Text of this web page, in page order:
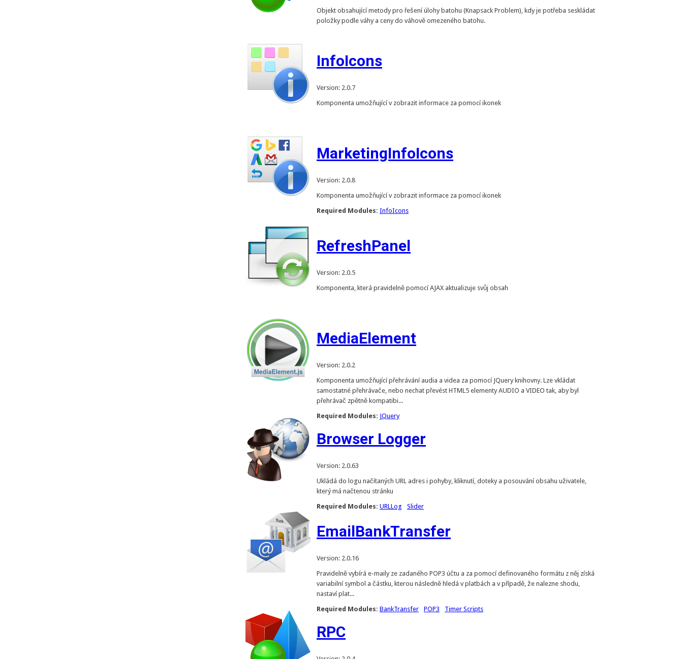
Objekt obsahující metody pro řešení úlohy batohu (Knapsack Problem), kdy je potřeba seskládat
položky podle váhy a ceny do váhově omezeného batohu.
InfoIcons
Version: 2.0.7
Komponenta umožňující v zobrazit informace za pomocí ikonek
MarketingInfoIcons
Version: 2.0.8
Komponenta umožňující v zobrazit informace za pomocí ikonek
Required Modules: InfoIcons
RefreshPanel
Version: 2.0.5
Komponenta, která pravidelně pomocí AJAX aktualizuje svůj obsah
MediaElement
Version: 2.0.2
Komponenta umožňující přehrávání audia a videa za pomocí JQuery knihovny. Lze vkládat
samostatné přehrávače, nebo nechat převést HTML5 elementy AUDIO a VIDEO tak, aby byl
přehrávač zpětně kompatibi...
Required Modules: JQuery
Browser Logger
Version: 2.0.63
Ukládá do logu načítaných URL adres i pohyby, kliknutí, doteky a posouvání obsahu uživatele,
který má načtenou stránku
Required Modules: URLLog Slider
EmailBankTransfer
Version: 2.0.16
Pravidelně vybírá e-maily ze zadaného POP3 účtu a za pomocí definovaného formátu z něj získá
variabilní symbol a částku, kterou následně hledá v platbách a v případě, že nalezne shodu,
nastaví plat...
Required Modules: BankTransfer POP3 Timer Scripts
RPC